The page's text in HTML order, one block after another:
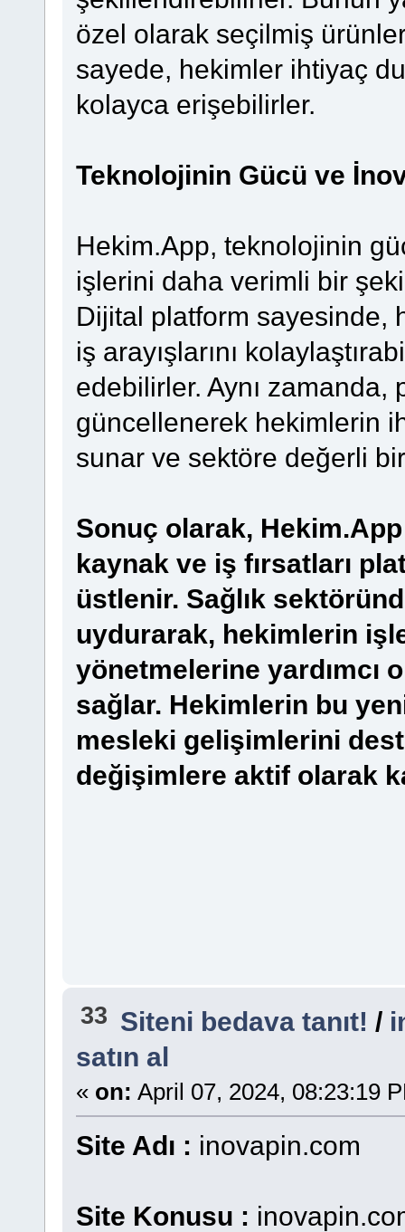
özel olarak seçilmiş
sayede, hekimler ihtiyaç
kolayca erişebilirler.
Teknolojinin Gücü ve
Hekim.App, teknolojinin
işlerini daha verimli bir
Dijital platform sayesinde,
iş arayışlarını
edebilirler. Aynı
güncellenerek hekimlerin
sunar ve sektöre değerli
Sonuç olarak,
kaynak ve iş fırsatları
üstlenir. Sağlık
uydurarak, hekimlerin
yönetmelerine yardımcı
sağlar. Hekimlerin bu
mesleki gelişimlerini
değişimlere aktif olarak
33 Siteni bedava tanıt! /
satın al
« on: April 07, 2024, 08:23:19
Site Adı : inovapin.com
Site Konusu :